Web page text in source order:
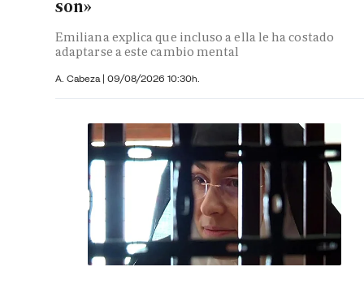
son»
Emiliana explica que incluso a ella le ha costado
adaptarse a este cambio mental
A. Cabeza | 09/08/2026 10:30h.